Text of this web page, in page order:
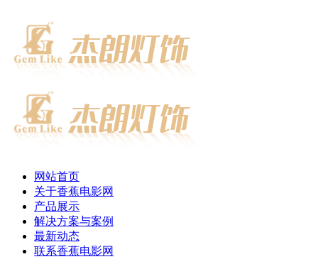
网站首页
关于香蕉电影网
产品展示
解决方案与案例
最新动态
联系香蕉电影网